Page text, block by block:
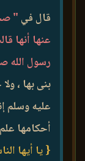
قال في "
عنها أنها
رسول الله
بنى بها ،
عليه وسلم
أحكامها
{ يا أيها